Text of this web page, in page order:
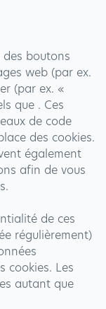
boutons
web (par ex.
(par ex. «
que . Ces
de code
des cookies.
également
afin de vous
de ces
régulièrement)
cookies. Les
autant que